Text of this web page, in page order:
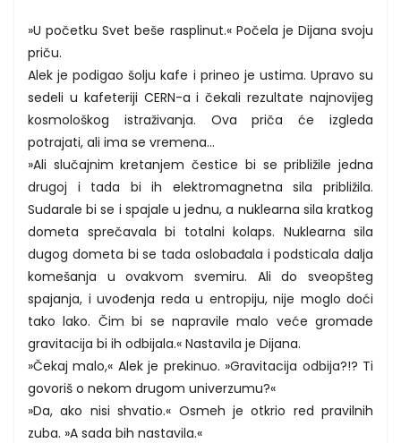
»U početku Svet beše rasplinut.« Počela je Dijana svoju
priču.
Alek je podigao šolju kafe i prineo je ustima. Upravo su
sedeli u kafeteriji CERN-a i čekali rezultate najnovijeg
kosmološkog istraživanja. Ova priča će izgleda
potrajati, ali ima se vremena...
»Ali slučajnim kretanjem čestice bi se približile jedna
drugoj i tada bi ih elektromagnetna sila približila.
Sudarale bi se i spajale u jednu, a nuklearna sila kratkog
dometa sprečavala bi totalni kolaps. Nuklearna sila
dugog dometa bi se tada oslobađala i podsticala dalja
komešanja u ovakvom svemiru. Ali do sveopšteg
spajanja, i uvođenja reda u entropiju, nije moglo doći
tako lako. Čim bi se napravile malo veće gromade
gravitacija bi ih odbijala.« Nastavila je Dijana.
»Čekaj malo,« Alek je prekinuo. »Gravitacija odbija?!? Ti
govoriš o nekom drugom univerzumu?«
»Da, ako nisi shvatio.« Osmeh je otkrio red pravilnih
zuba. »A sada bih nastavila.«